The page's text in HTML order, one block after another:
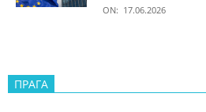
ON: 17.06.2026
ПРАГА